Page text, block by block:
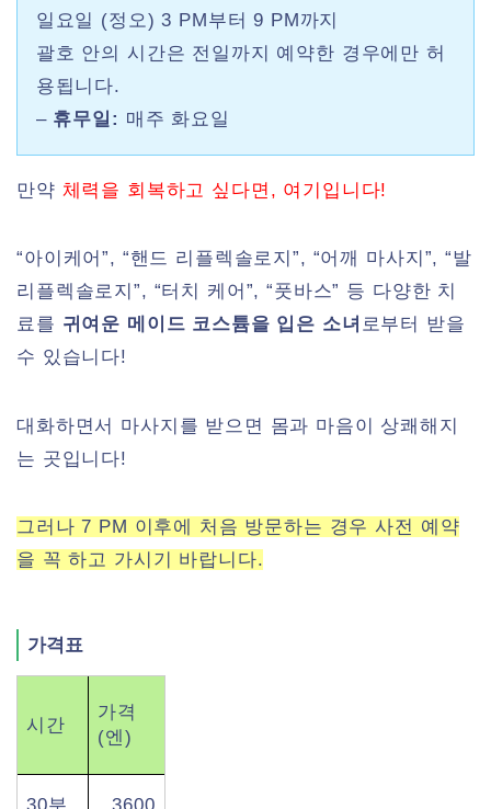
일요일 (정오) 3 PM부터 9 PM까지
괄호 안의 시간은 전일까지 예약한 경우에만 허
용됩니다.
– 휴무일: 매주 화요일
만약 체력을 회복하고 싶다면, 여기입니다!
“아이케어”, “핸드 리플렉솔로지”, “어깨 마사지”, “발
리플렉솔로지”, “터치 케어”, “풋바스” 등 다양한 치
료를 귀여운 메이드 코스튬을 입은 소녀 로부터 받을
수 있습니다!
대화하면서 마사지를 받으면 몸과 마음이 상쾌해지
는 곳입니다!
그러나 7 PM 이후에 처음 방문하는 경우 사전 예약
을 꼭 하고 가시기 바랍니다.
가격표
시간
가격
(엔)